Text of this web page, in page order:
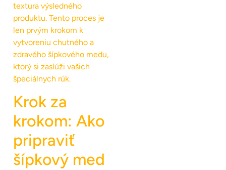
textura výsledného
produktu. Tento proces je
len prvým krokom k
vytvoreniu chutného a
zdravého šípkového medu,
ktorý si zaslúži vašich
špeciálnych rúk.
Krok za
krokom: Ako
pripraviť
šípkový med